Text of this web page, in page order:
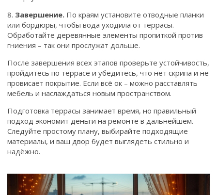
8. Завершение. По краям установите отводные планки
или бордюры, чтобы вода уходила от террасы.
Обработайте деревянные элементы пропиткой против
гниения – так они прослужат дольше.
После завершения всех этапов проверьте устойчивость,
пройдитесь по террасе и убедитесь, что нет скрипа и не
провисает покрытие. Если всё ок – можно расставлять
мебель и наслаждаться новым пространством.
Подготовка террасы занимает время, но правильный
подход экономит деньги на ремонте в дальнейшем.
Следуйте простому плану, выбирайте подходящие
материалы, и ваш двор будет выглядеть стильно и
надёжно.